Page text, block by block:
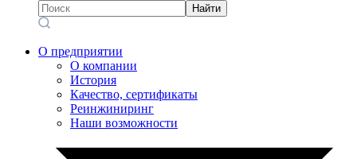
Найти
О предприятии
О компании
История
Качество, сертификаты
Реинжиниринг
Наши возможности